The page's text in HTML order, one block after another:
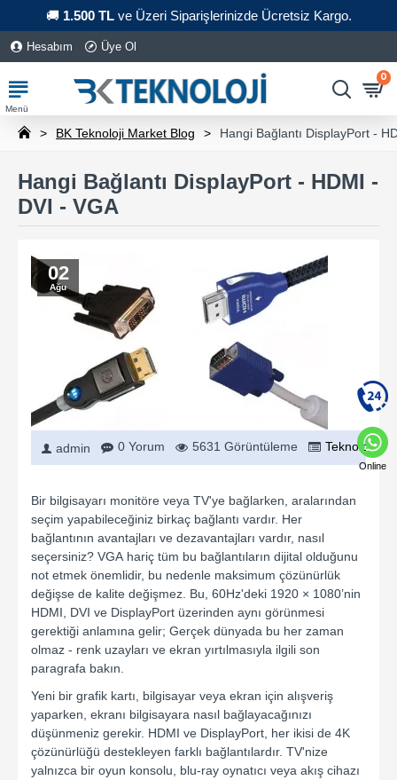
🚚 1.500 TLve Üzeri Siparişlerinizde Ücretsiz Kargo.
Hesabım Üye Ol
0
BK Teknoloji Market Blog Hangi Bağlantı DisplayPort -
Hangi Bağlantı DisplayPort - HDMI -
DVI - VGA
02
Ağu
admin 0 Yorum 5631 Görüntüleme Teknoloji
Bir bilgisayarı monitöre veya TV'ye bağlarken, aralarından
seçim yapabileceğiniz birkaç bağlantı vardır. Her
bağlantının avantajları ve dezavantajları vardır, nasıl
seçersiniz? VGA hariç tüm bu bağlantıların dijital olduğunu
not etmek önemlidir, bu nedenle maksimum çözünürlük
değişse de kalite değişmez. Bu, 60Hz'deki 1920 × 1080’nin
HDMI, DVI ve DisplayPort üzerinden aynı görünmesi
gerektiği anlamına gelir; Gerçek dünyada bu her zaman
olmaz - renk uzayları ve ekran yırtılmasıyla ilgili son
paragrafa bakın.
Yeni bir grafik kartı, bilgisayar veya ekran için alışveriş
yaparken, ekranı bilgisayara nasıl bağlayacağınızı
düşünmeniz gerekir. HDMI ve DisplayPort, her ikisi de 4K
çözünürlüğü destekleyen farklı bağlantılardır. TV'nize
yalnızca bir oyun konsolu, blu-ray oynatıcı veya akış cihazı
Online